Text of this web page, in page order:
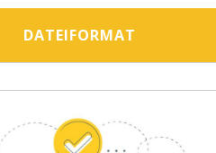
DATEIFORMAT